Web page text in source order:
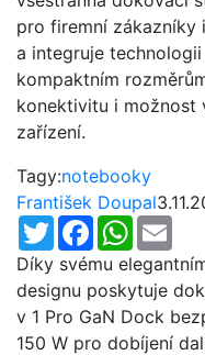
pro firemní zákazníky
a integruje
kompaktním
konektivitu i možnost
zařízení.
Tagy:notebooky
František Doupal
TwitterFacebook
Díky svému
designu poskytuje
v 1 Pro GaN Dock
150 W pro dobíjení